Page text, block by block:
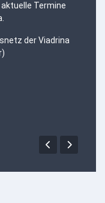
Termine
der Viadrina